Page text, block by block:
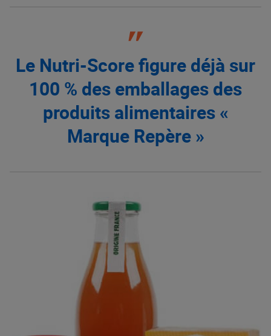
Le Nutri-Score figure déjà sur
100 % des emballages des
produits alimentaires «
Marque Repère »